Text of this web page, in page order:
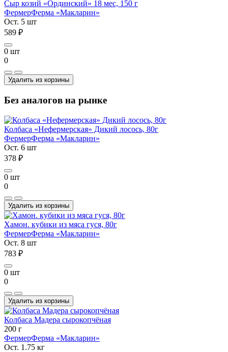
Сыр козий «Ординский» 18 мес, 150 г
ФермерФерма «Макларин»
Ост. 5 шт
589 ₽
0 шт
0
Удалить из корзины
Без аналогов на рынке
Колбаса «Нефермерская» Дикий лосось, 80г
ФермерФерма «Макларин»
Ост. 6 шт
378 ₽
0 шт
0
Удалить из корзины
Хамон. кубики из мяса гуся, 80г
ФермерФерма «Макларин»
Ост. 8 шт
783 ₽
0 шт
0
Удалить из корзины
Колбаса Мадера сырокопчёная
200 г
ФермерФерма «Макларин»
Ост. 1.75 кг